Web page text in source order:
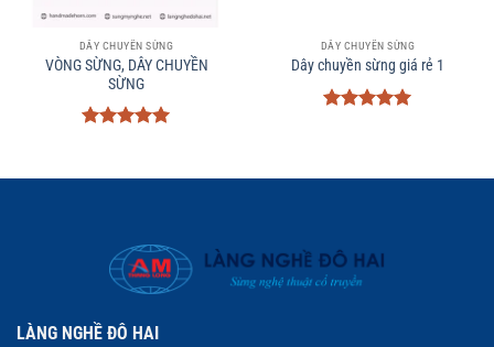
DÂY CHUYỀN SỪNG
VÒNG SỪNG, DÂY CHUYỀN
SỪNG
sao
DÂY CHUYỀN SỪNG
Dây chuyền sừng giá rẻ 1
LÀNG NGHỀ ĐÔ HAI